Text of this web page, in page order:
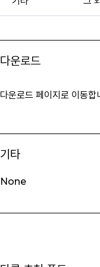
다운로드
다운로드 페이지로 이동합
기타
None